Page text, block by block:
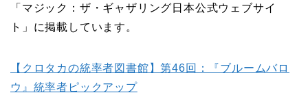
「マジック：ザ・ギャザリング日本公式ウェブサイ
ト」に掲載しています。
【クロタカの統率者図書館】第46回：『ブルームバロ
ウ』統率者ピックアップ